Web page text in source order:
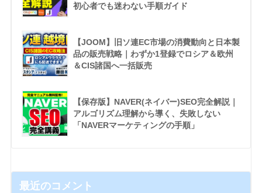
初心者でも迷わない手順ガイド
【JOOM】旧ソ連EC市場の消費動向と日本製
品の販売戦略｜わずか1登録でロシア＆欧州
＆CIS諸国へ一括販売
【保存版】NAVER(ネイバー)SEO完全解説｜
アルゴリズム理解から導く、失敗しない
「NAVERマーケティングの手順」
最近のコメント